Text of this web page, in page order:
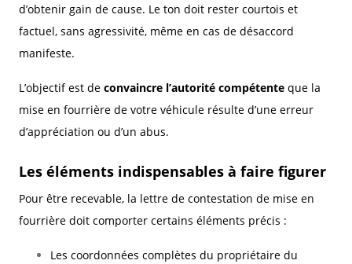
d’obtenir gain de cause. Le ton doit rester courtois et
factuel, sans agressivité, même en cas de désaccord
manifeste.
L’objectif est de convaincre l’autorité compétente que la
mise en fourrière de votre véhicule résulte d’une erreur
d’appréciation ou d’un abus.
Les éléments indispensables à faire figurer
Pour être recevable, la lettre de contestation de mise en
fourrière doit comporter certains éléments précis :
Les coordonnées complètes du propriétaire du